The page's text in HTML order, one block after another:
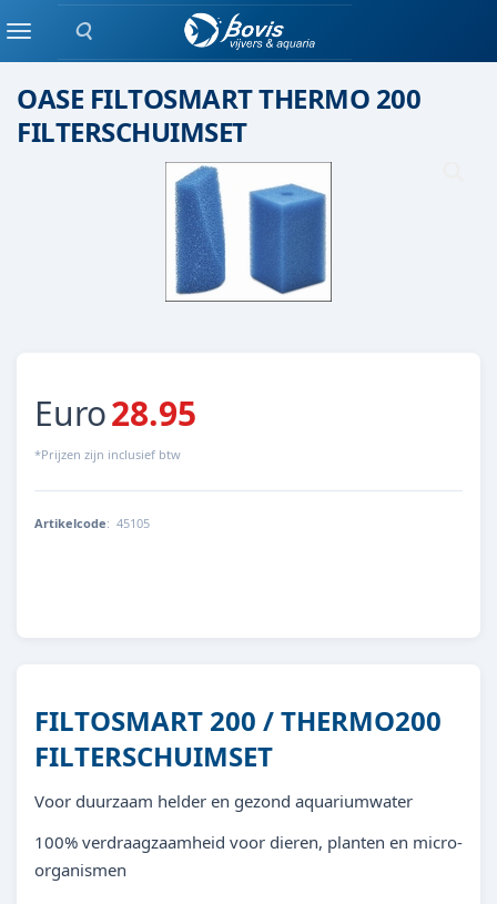
Zoeken
Menu
OASE FILTOSMART THERMO 200
FILTERSCHUIMSET
Euro28.95
*Prijzen zijn inclusief btw
Artikelcode: 45105
FILTOSMART 200 / THERMO200
FILTERSCHUIMSET
Voor duurzaam helder en gezond aquariumwater
100% verdraagzaamheid voor dieren, planten en micro-
organismen